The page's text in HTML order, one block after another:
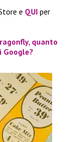
e QUI per
quanto